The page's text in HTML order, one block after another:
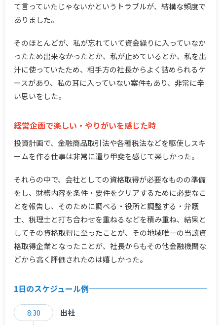
て言っていたじゃないかというトラブルが、結構な頻度で
ありました。
そのほとんどが、私が忘れていて資金繰りに入っていなか
ったため出来なかったとか、私が止めているとか、私を出
汁に使っていたため、相手方の社長からよく詰められるケ
ースがあり、私の耳に入っていない案件もあり、非常に辛
い思いをした。
経営企画で楽しい・やりがいを感じた時
投資計画で、金融商品取引法や各種税法などを駆使しスキ
ームを作る仕事は非常に遣り甲斐を感じて楽しかった。
それらの中で、会社としての資格取得が必要なものの準備
をし、財務内容を条件・要件をクリアするために必要なこ
とを報告し、そのために調べる・役所と調整する・弁護
士、税理士と打ち合わせを重ねるなどを積み重ね、結果と
してその資格取得に至ったことが、その地域唯一の当該資
格取得企業となったことが、社長からもその他金融機関な
どから高く評価されたのは嬉しかった。
1日のスケジュール例
8:30 出社